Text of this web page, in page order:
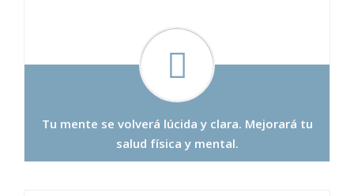
Tu mente se volverá lúcida y clara. Mejorará tu
salud física y mental.